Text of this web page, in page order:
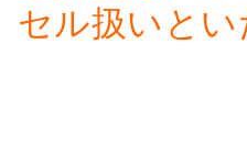
セル扱いと